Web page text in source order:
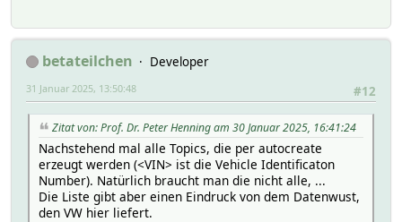
MQTTBridge:weconnect/vehicles/<VIN>/domains/charging/
MQTTBridge:weconnect/vehicles/<VIN>/domains/charging/
MQTTBridge:weconnect/vehicles/<VIN>/domains/charging/
MQTTBridge:weconnect/vehicles/<VIN>/domains/charging/
MQTTBridge:weconnect/vehicles/<VIN>/domains/charging/
MQTTBridge:weconnect/vehicles/<VIN>/domains/charging/
MQTTBridge:weconnect/vehicles/<VIN>/domains/charging/
MQTTBridge:weconnect/vehicles/<VIN>/domains/charging/
MQTTBridge:weconnect/vehicles/<VIN>/domains/charging/
MQTTBridge:weconnect/vehicles/<VIN>/domains/charging/
MQTTBridge:weconnect/vehicles/<VIN>/domains/charging/
MQTTBridge:weconnect/vehicles/<VIN>/domains/charging/
betateilchen
Developer
#12
31 Januar 2025, 13:50:48
Zitat von: Prof. Dr. Peter Henning am 30 Januar 2025, 16:41:24
Nachstehend mal alle Topics, die per autocreate
erzeugt werden (<VIN> ist die Vehicle Identificaton
Number). Natürlich braucht man die nicht alle, ...
Die Liste gibt aber einen Eindruck von dem Datenwust,
den VW hier liefert.